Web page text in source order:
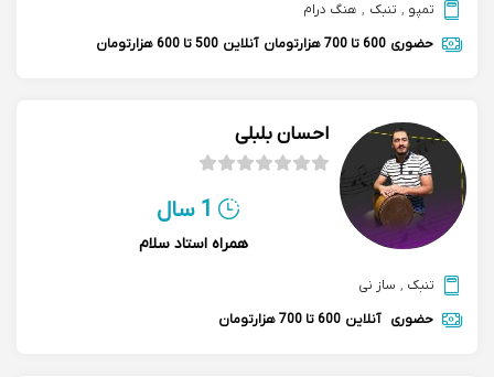
تمپو , تنبک , هنگ درام
حضوری 600 تا 700 هزارتومان آنلاین 500 تا 600 هزارتومان
احسان بلبلی
1 سال
همراه استاد سلام
تنبک , ساز نی
حضوری
آنلاین 600 تا 700 هزارتومان